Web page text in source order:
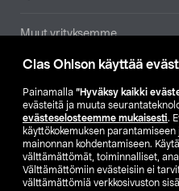
Clas Ohlson käyttää
Painamalla ”Hyväksy kaikki
evästeitä ja muuta
evästeselosteemme mukaisesti.
käyttökokemuksen
mainonnan kohdentamiseen.
välttämättömät, toiminnalliset,
Välttämättömiin evästeisiin ei
välttämättömiä verkkosivuston
Muut yrityksemme
Etsi
SE
FI